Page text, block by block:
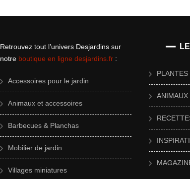
Retrouvez tout l’univers Desjardins sur
notre boutique en ligne desjardins.fr :
Accessoires pour le jardin
Animaux et accessoires
Barbecues & Planchas
Mobilier de jardin
Villages miniatures
PLANTES
ANIMAUX